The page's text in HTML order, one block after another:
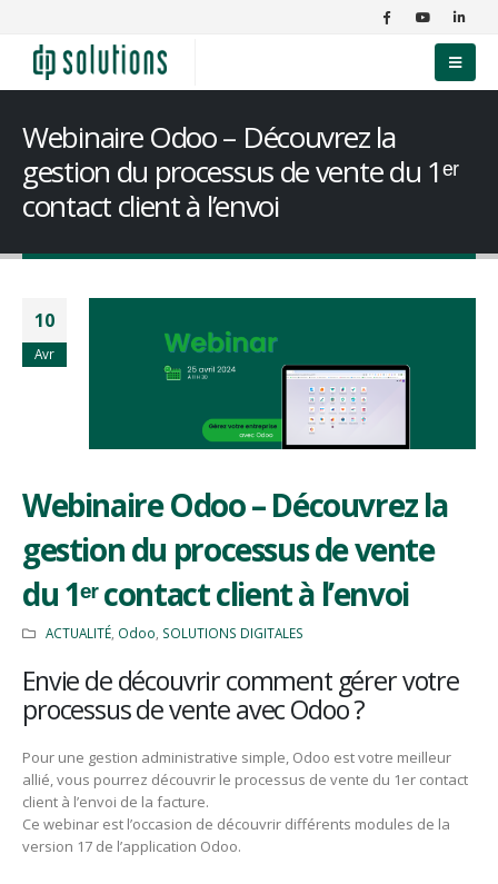
Webinaire Odoo – Découvrez la
gestion du processus de vente du 1ᵉʳ
contact client à l’envoi
10
Avr
Webinaire Odoo – Découvrez la
gestion du processus de vente
du 1ᵉʳ contact client à l’envoi
ACTUALITÉ, Odoo SOLUTIONS DIGITALES
Envie de découvrir comment gérer votre
processus de vente avec Odoo ?
Pour une gestion administrative simple, Odoo est votre meilleur
allié, vous pourrez découvrir le processus de vente du 1er contact
client à l’envoi de la facture.
Ce webinar est l’occasion de découvrir différents modules de la
version 17 de l’application Odoo.